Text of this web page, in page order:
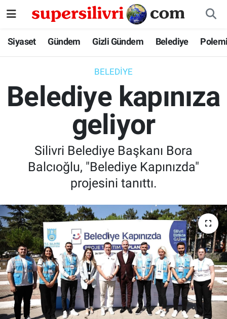
Siyaset Gündem Gizli Gündem Belediye
BELEDIYE
Belediye kapınıza
geliyor
Silivri Belediye Başkanı Bora
Balcıoğlu, "Belediye Kapınızda"
projesini tanıttı.
Siyaset
Gizli Gündem
İstanbul Nöbetçi Eczaneler
İstanbul Namaz Vakitleri
İstanbul Trafik Yoğunluk Haritası
Süper Lig Puan Durumu ve Fikstür
Tüm Manşetler
Haber Arşivi